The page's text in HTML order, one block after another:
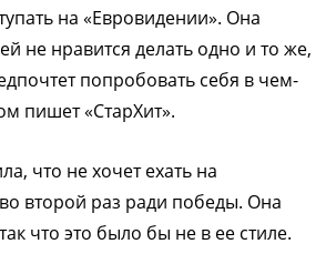
на «Евровидении». Она
не нравится делать одно и то же,
попробовать себя в чем-
пишет «СтарХит».
что не хочет ехать на
второй раз ради победы. Она
что это было бы не в ее стиле.